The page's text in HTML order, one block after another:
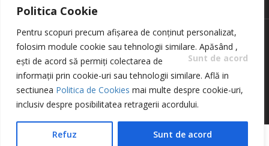
Politica Cookie
Pentru scopuri precum afișarea de conținut personalizat,
folosim module cookie sau tehnologii similare. Apăsând
Sunt de acord
,
ești de acord să permiți colectarea de
informații prin cookie-uri sau tehnologii similare. Află in
sectiunea Politica de Cookies mai multe despre cookie-uri,
inclusiv despre posibilitatea retragerii acordului.
Refuz Sunt de acord
Copyright 2023 © Romfarmachim SA. Realizat de Simplio
Software